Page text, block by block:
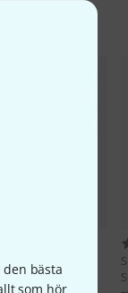
bästa
som hör
Copper 4th F